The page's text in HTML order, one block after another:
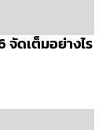
จัดเต็มอย่างไร